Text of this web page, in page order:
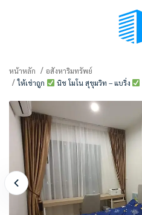
(เลือกมุมมอง)
หน้าหลัก
อสังหาริมทรัพย์
ให้เช่าถูก
นิช โมโน สุขุมวิท – แบริ่ง